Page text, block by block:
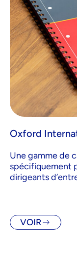
Oxford
Une gamme de
spécifiquement
dirigeants
VOIR